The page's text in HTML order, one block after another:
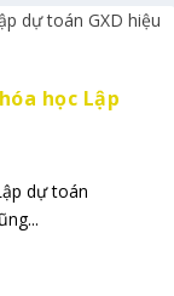
học Lập
dự toán